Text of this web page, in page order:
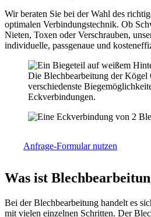
Wir beraten Sie bei der Wahl des
optimalen Verbindungstechnik. Ob
Nieten, Toxen oder Verschrauben,
individuelle, passgenaue und
Die Blechbearbeitung der Kögel
verschiedenste
Eckverbindungen.
Anfrage-Formular nutzen
Was ist
Bei der Blechbearbeitung handelt es
mit vielen einzelnen Schritten. Der